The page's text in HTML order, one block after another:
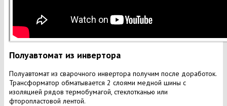
Полуавтомат из инвертора
Полуавтомат из сварочного инвертора получим после доработок.
Трансформатор обматывается 2 слоями медной шины с
изоляцией рядов термобумагой, стеклотканью или
фторопластовой лентой.